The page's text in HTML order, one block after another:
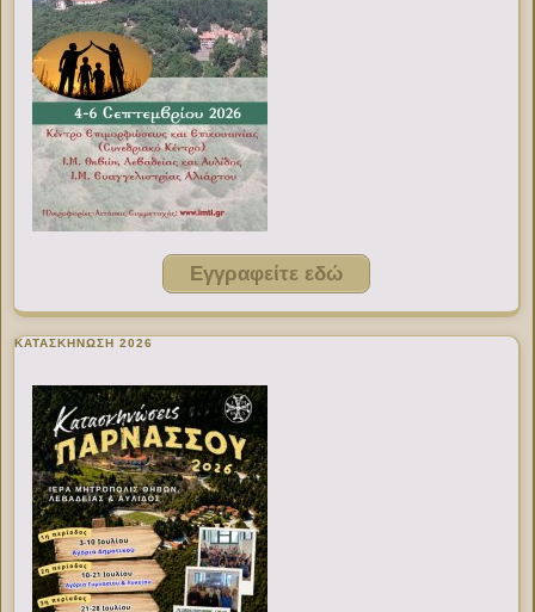
Εγγραφείτε εδώ
ΚΑΤΑΣΚΗΝΩΣΗ 2026